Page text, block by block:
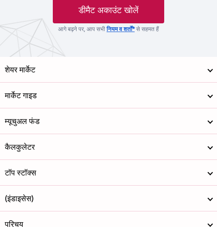
डीमैट अकाउंट खोलें
आगे बढ़ने पर, आप सभीनियम व शर्तों*से सहमत हैं
शेयर मार्केट
मार्केट गाइड
म्यूचुअल फंड
कैलकुलेटर
टॉप स्टॉक्स
(इंडाइसेस)
परिचय